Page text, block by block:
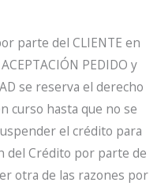
parte del CLIENTE en
PEDIDO y
se reserva el derecho
curso hasta que no se
el crédito para
del Crédito por parte de
otra de las razones por